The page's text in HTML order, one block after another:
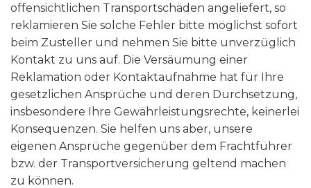
offensichtlichen Transportschäden angeliefert, so
reklamieren Sie solche Fehler bitte möglichst sofort
beim Zusteller und nehmen Sie bitte unverzüglich
Kontakt zu uns auf. Die Versäumung einer
Reklamation oder Kontaktaufnahme hat für Ihre
gesetzlichen Ansprüche und deren Durchsetzung,
insbesondere Ihre Gewährleistungsrechte, keinerlei
Konsequenzen. Sie helfen uns aber, unsere
eigenen Ansprüche gegenüber dem Frachtführer
bzw. der Transportversicherung geltend machen
zu können.